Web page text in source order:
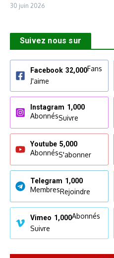
30 juin 2026
Suivez nous sur
Facebook 32,000Fans
J'aime
Instagram 1,000
AbonnésSuivre
Youtube 5,000
AbonnésS'abonner
Telegram 1,000
MembresRejoindre
Vimeo 1,000Abonnés
Suivre